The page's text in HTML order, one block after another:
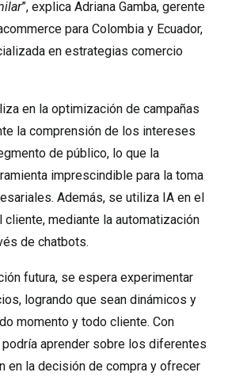
”, explica Adriana Gamba, gerente
para Colombia y Ecuador,
en estrategias comercio
en la optimización de campañas
la comprensión de los intereses
de público, lo que la
imprescindible para la toma
Además, se utiliza IA en el
mediante la automatización
de chatbots.
futura, se espera experimentar
logrando que sean dinámicos y
momento y todo cliente. Con
aprender sobre los diferentes
en la decisión de compra y ofrecer